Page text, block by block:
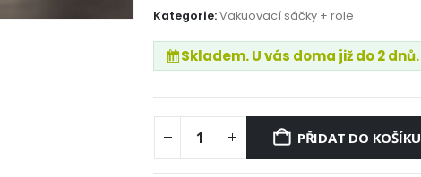
Kategorie:Vakuovací sáčky + role
Skladem. U vás doma již do 2 dnů.
PŘIDAT DO KOŠÍKU